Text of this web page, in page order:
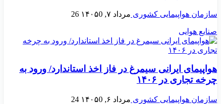
سازمان هواپیمایی کشوری مرداد ۷, ۱۴۰۵ 0
26
صنایع هوایی
هواپیمای ایرانی سیمرغ در فاز اخذ استاندارد/ ورود به
چرخه تجاری در ۱۴۰۶
سازمان هواپیمایی کشوری مرداد ۶, ۱۴۰۵ 0
24